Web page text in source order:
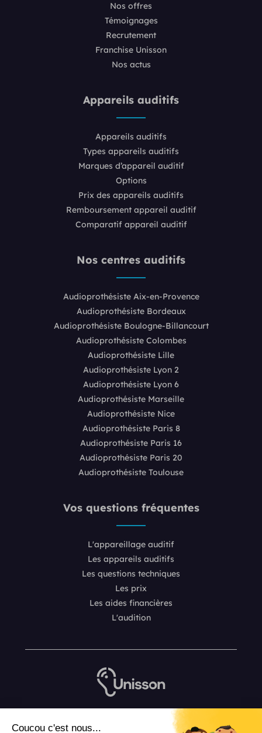
Coucou c'est nous...
Nos offres
Témoignages
Recrutement
Franchise Unisson
Nos actus
Appareils auditifs
Appareils auditifs
Types appareils auditifs
Marques d’appareil auditif
Options
Prix des appareils auditifs
Remboursement appareil auditif
Comparatif appareil auditif
Nos centres auditifs
Audioprothésiste Aix-en-Provence
Audioprothésiste Bordeaux
Audioprothésiste Boulogne-Billancourt
Audioprothésiste Colombes
Audioprothésiste Lille
Audioprothésiste Lyon 2
Audioprothésiste Lyon 6
Audioprothésiste Marseille
Audioprothésiste Nice
Audioprothésiste Paris 8
Audioprothésiste Paris 16
Audioprothésiste Paris 20
Audioprothésiste Toulouse
Vos questions fréquentes
L'appareillage auditif
Les appareils auditifs
Les questions techniques
Les prix
Les aides financières
L'audition